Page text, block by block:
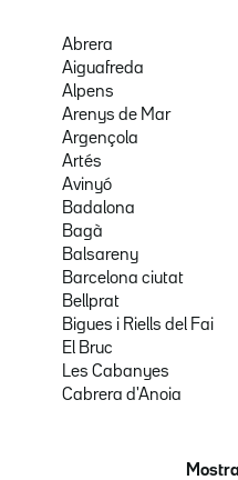
Abrera
Aiguafreda
Alpens
Arenys de Mar
Argençola
Artés
Avinyó
Badalona
Bagà
Balsareny
Barcelona ciutat
Bellprat
Bigues i Riells del Fai
El Bruc
Les Cabanyes
Cabrera d'Anoia